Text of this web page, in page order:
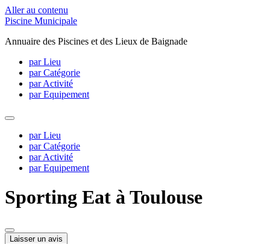
Aller au contenu
Piscine Municipale
Annuaire des Piscines et des Lieux de Baignade
par Lieu
par Catégorie
par Activité
par Equipement
par Lieu
par Catégorie
par Activité
par Equipement
Sporting Eat à Toulouse
Laisser un avis